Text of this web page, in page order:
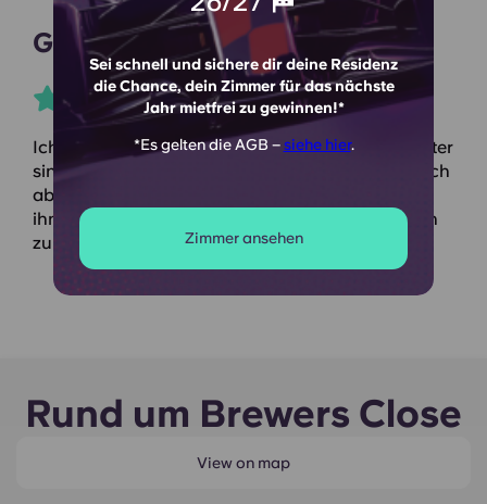
Sei schnell und sichere dir deine Residenz
die Chance, dein Zimmer für das nächste
Jahr mietfrei zu gewinnen!*
*Es gelten die AGB –siehe hier.
Zimmer ansehen
Gianni D
Ich habe in Brewers Close gewohnt. Die Mitarbeiter
sind immer sehr nett und helfen mir, auch wenn ich
ab und zu den Schlüssel vergesse. Einige von
ihnen sprechen sogar Spanisch und das weiß ich
zu schätzen!
Rund um Brewers Close
View on map